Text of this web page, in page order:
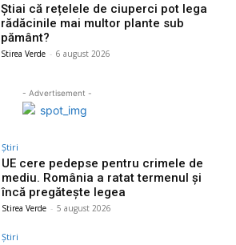
Știai că rețelele de ciuperci pot lega
rădăcinile mai multor plante sub
pământ?
Stirea Verde - 6 august 2026
- Advertisement -
Știri
UE cere pedepse pentru crimele de
mediu. România a ratat termenul și
încă pregătește legea
Stirea Verde - 5 august 2026
Știri